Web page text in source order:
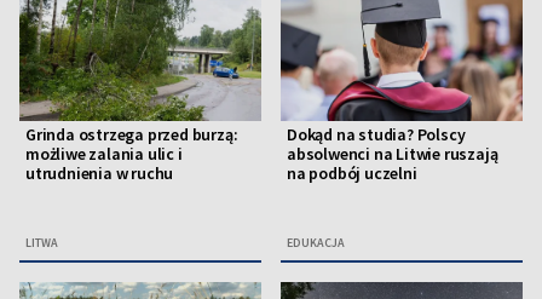
Grinda ostrzega przed burzą:
możliwe zalania ulic i
utrudnienia w ruchu
LITWA
Dokąd na studia? Polscy
absolwenci na Litwie ruszają
na podbój uczelni
EDUKACJA